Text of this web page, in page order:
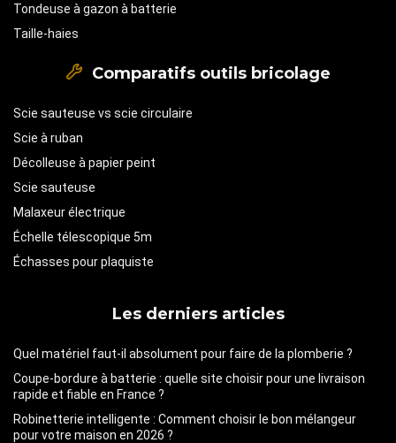
Tondeuse à gazon à batterie
Taille-haies
Comparatifs outils bricolage
Scie sauteuse vs scie circulaire
Scie à ruban
Décolleuse à papier peint
Scie sauteuse
Malaxeur électrique
Échelle télescopique 5m
Échasses pour plaquiste
Les derniers articles
Quel matériel faut-il absolument pour faire de la plomberie ?
Coupe-bordure à batterie : quelle site choisir pour une livraison
rapide et fiable en France ?
Robinetterie intelligente : Comment choisir le bon mélangeur
pour votre maison en 2026 ?